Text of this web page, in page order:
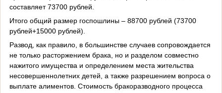
составляет 73700 рублей.
Итого общий размер госпошлины – 88700 рублей (73700
рублей+15000 рублей).
Развод, как правило, в большинстве случаев сопровождается
не только расторжением брака, но и разделом совместно
нажитого имущества и определением места жительства
несовершеннолетних детей, а также разрешением вопроса о
выплате алиментов. Стоимость бракоразводного процесса